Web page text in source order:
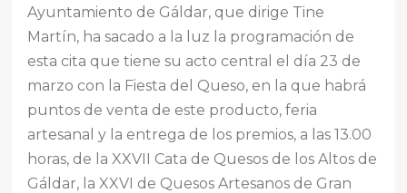
Ayuntamiento de Gáldar, que dirige Tine
Martín, ha sacado a la luz la programación de
esta cita que tiene su acto central el día 23 de
marzo con la Fiesta del Queso, en la que habrá
puntos de venta de este producto, feria
artesanal y la entrega de los premios, a las 13.00
horas, de la XXVII Cata de Quesos de los Altos de
Gáldar, la XXVI de Quesos Artesanos de Gran